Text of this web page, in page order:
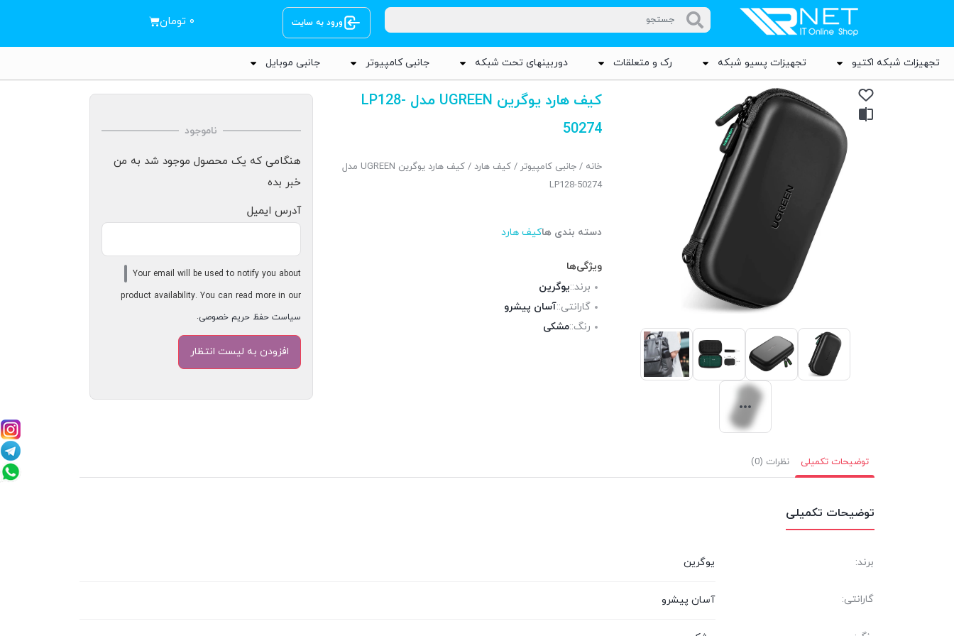
ورود به سایت ۰ تومان
تجهیزات شبکه اکتیو تجهیزات پسیو شبکه رک و متعلقات دوربینهای تحت شبکه جانبی کامپیوتر جانبی موبایل
کیف هارد یوگرین UGREEN مدل LP128-
50274
خانه /جانبی کامپیوتر /کیف هارد
/ کیف هارد یوگرین UGREEN مدل
LP128-50274
دسته بندی هاکیف هارد
ویژگی‌ها
برند::یوگرین
گارانتی::آسان پیشرو
رنگ::مشکی
ناموجود
هنگامی که یک محصول موجود شد به من
خبر بده
آدرس ایمیل
Your email will be used to notify you about
product availability. You can read more in our
سیاست حفظ حریم خصوصی.
توضیحات تکمیلی نظرات (0)
توضیحات تکمیلی
برند: یوگرین
گارانتی: آسان پیشرو